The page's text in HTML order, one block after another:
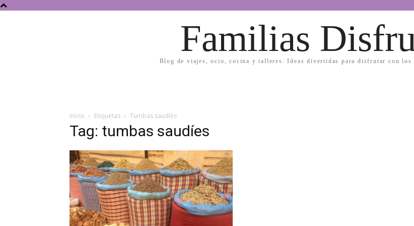
Familias
Blog de viajes, ocio, cocina y talleres. Ideas divertidas para disfrutar con los
Inicio Etiquetas Tumbas saudíes
Tag: tumbas saudíes